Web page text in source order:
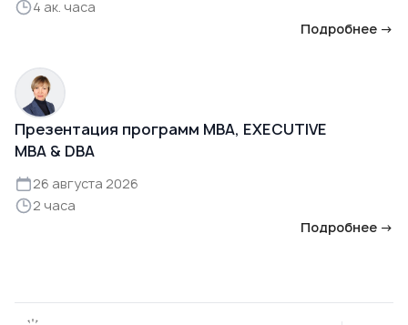
4 ак. часа
Подробнее →
Презентация программ MBA, EXECUTIVE
MBA & DBA
26 августа 2026
2 часа
Подробнее →